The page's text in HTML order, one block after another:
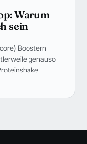
Warum
sein
Boostern
genauso